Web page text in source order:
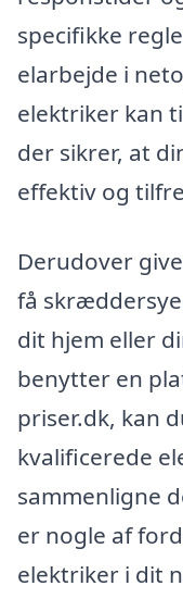
specifikke
elarbejde i
elektriker kan
der sikrer, at
effektiv og
Derudover
få
dit hjem eller
benytter en
priser.dk, kan
kvalificerede
sammenligne
er nogle af
elektriker i dit